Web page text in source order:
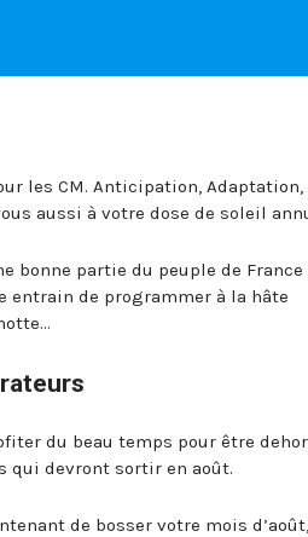
les CM. Anticipation, Adaptation,
aussi à votre dose de soleil
bonne partie du peuple de France
entrain de programmer à la hâte
du beau temps pour être
qui devront sortir en août.
de bosser votre mois